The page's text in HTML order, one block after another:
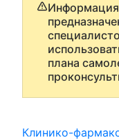
Информация
плана
Клинико-